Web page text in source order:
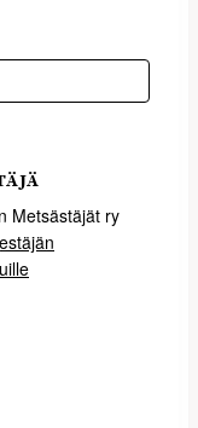
Metsästäjät ry